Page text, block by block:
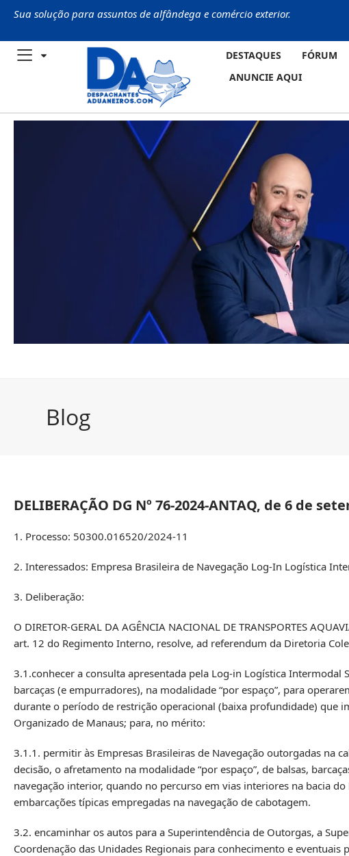
Sua solução para assuntos de alfândega e comércio exterior.
DESTAQUES FÓRUM
ANUNCIE AQUI
Blog
DELIBERAÇÃO DG Nº 76-2024-ANTAQ, de 6 de
1. Processo: 50300.016520/2024-11
2. Interessados: Empresa Brasileira de Navegação Log-In Logística
3. Deliberação:
O DIRETOR-GERAL DA AGÊNCIA NACIONAL DE TRANSPORTES
art. 12 do Regimento Interno, resolve, ad referendum da Diretoria
3.1.conhecer a consulta apresentada pela Log-in Logística
barcaças (e empurradores), na modalidade “por espaço”, para
durante o período de restrição operacional (baixa profundidade) que
Organizado de Manaus; para, no mérito:
3.1.1. permitir às Empresas Brasileiras de Navegação outorgadas na
decisão, o afretamento na modalidade “por espaço”, de balsas,
navegação interior, quando no percurso em vias interiores na bacia
embarcações típicas empregadas na navegação de cabotagem.
3.2. encaminhar os autos para a Superintendência de Outorgas, a
Coordenação das Unidades Regionais para conhecimento e eventuais